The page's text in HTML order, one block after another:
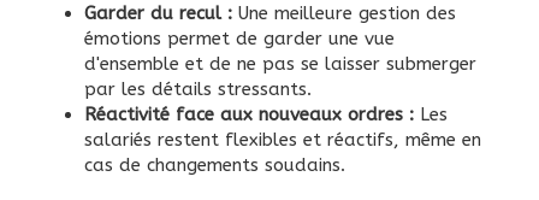
Garder du recul : Une meilleure gestion des
émotions permet de garder une vue
d'ensemble et de ne pas se laisser submerger
par les détails stressants.
Réactivité face aux nouveaux ordres : Les
salariés restent flexibles et réactifs, même en
cas de changements soudains.